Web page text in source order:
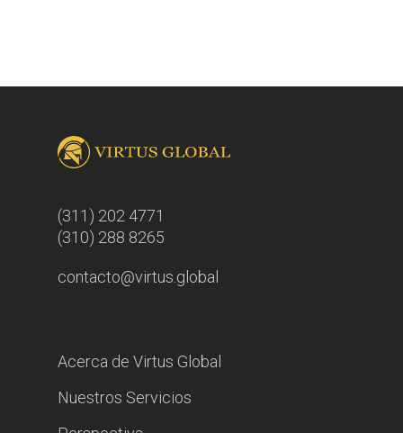
(311) 202 4771
(310) 288 8265
contacto@virtus.global
Acerca de Virtus Global
Nuestros Servicios